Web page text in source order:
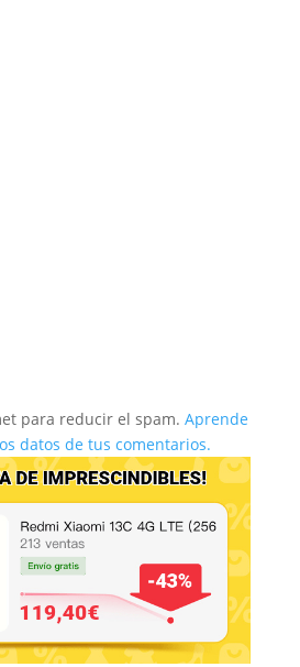
para reducir el spam. Aprende
datos de tus comentarios.